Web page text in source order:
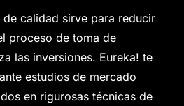
calidad sirve para reducir
proceso de toma de
las inversiones. Eureka! te
estudios de mercado
en rigurosas técnicas de